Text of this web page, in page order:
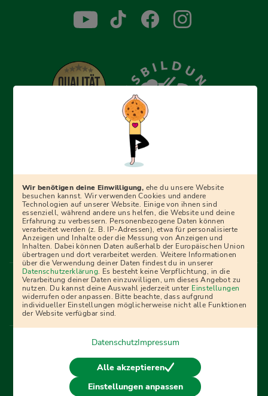
Erfolgreich bewerben mit Ausbildungspark: Wir
begleiten dich Schritt für Schritt bei deinem Start in den
Ratgebern und Prüfungspaketen, interaktiven
Videokursen und vielem mehr. Für alle, die was werden
wollen!
Menü Fußleiste
Impressum Bildquellen Presse
Mediadaten
Partner
AGB Datenschutz
Widerrufsbelehrung
Bestellung
Affiliate Partner Cookies
Vertrag widerrufen
© 2026 Ausbildungspark Verlag. Alle Rechte vorbehalten.
Wir benötigen deine Einwilligung, ehe du unsere Website
besuchen kannst. Wir verwenden Cookies und andere
Technologien auf unserer Website. Einige von ihnen sind
essenziell, während andere uns helfen, die Website und deine
Erfahrung zu verbessern. Personenbezogene Daten können
verarbeitet werden (z. B. IP-Adressen), etwa für personalisierte
Anzeigen und Inhalte oder die Messung von Anzeigen und
Inhalten. Dabei können Daten außerhalb der Europäischen Union
übertragen und dort verarbeitet werden. Weitere Informationen
über die Verwendung deiner Daten findest du in unserer
Datenschutzerklärung. Es besteht keine Verpflichtung, in die
Verarbeitung deiner Daten einzuwilligen, um dieses Angebot zu
nutzen. Du kannst deine Auswahl jederzeit unter Einstellungen
widerrufen oder anpassen. Bitte beachte, dass aufgrund
individueller Einstellungen möglicherweise nicht alle Funktionen
der Website verfügbar sind.
DatenschutzImpressum
Alle akzeptieren
Einstellungen anpassen